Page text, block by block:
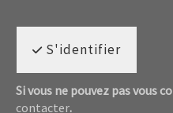
S'identifier
Si vous ne pouvez pas vous
contacter.